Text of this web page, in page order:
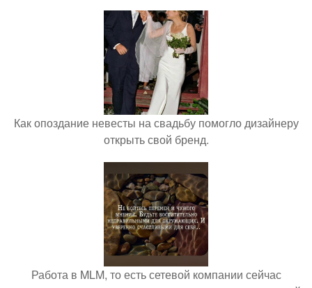
Как опоздание невесты на свадьбу помогло дизайнеру
открыть свой бренд.
Работа в MLM, то есть сетевой компании сейчас